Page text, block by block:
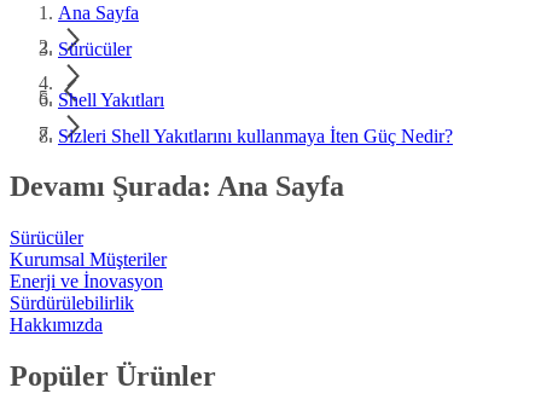
Ana Sayfa
Sürücüler
Shell Yakıtları
Sizleri Shell Yakıtlarını kullanmaya İten Güç Nedir?
Devamı Şurada: Ana Sayfa
Sürücüler
Kurumsal Müşteriler
Enerji ve İnovasyon
Sürdürülebilirlik
Hakkımızda
Popüler Ürünler